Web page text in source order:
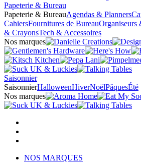
Papeterie & Bureau
Papeterie & BureauAgendas & Planners
CahiersFournitures de BureauOrganiseurs
& CrayonsTech & Accessoires
Nos marques
Saisonnier
SaisonnierHalloweenHiverNoëlPâquesÉté
Nos marques
NOS MARQUES